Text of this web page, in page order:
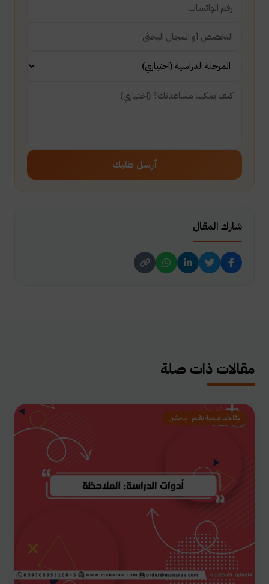
أرسل طلبك
شارك المقال
مقالات ذات صلة
مقالات علمية بقلم الباحثين